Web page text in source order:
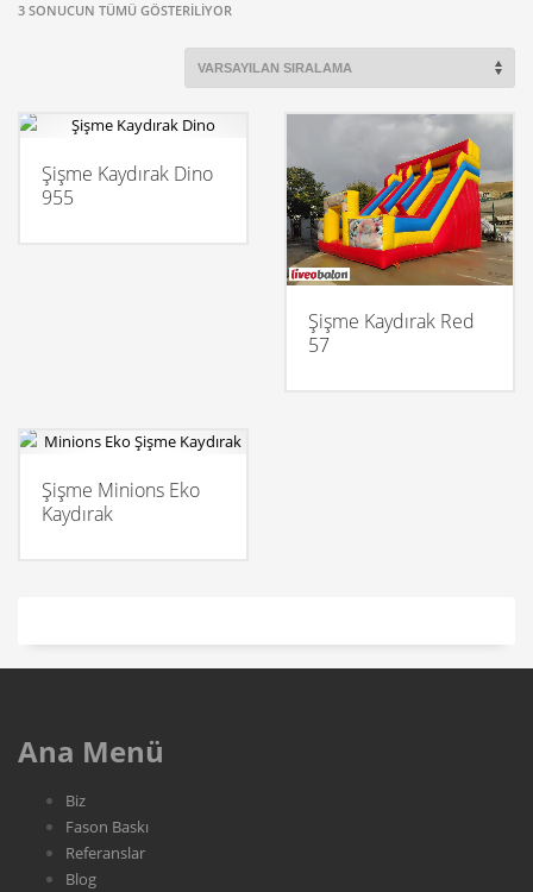
3 SONUCUN TÜMÜ GÖSTERILIYOR
Şişme Kaydırak Dino
955
Şişme Kaydırak Red
57
Şişme Minions Eko
Kaydırak
Ana Menü
Biz
Fason Baskı
Referanslar
Blog